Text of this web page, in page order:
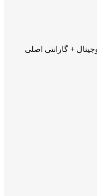
+ گارانتی اصلی